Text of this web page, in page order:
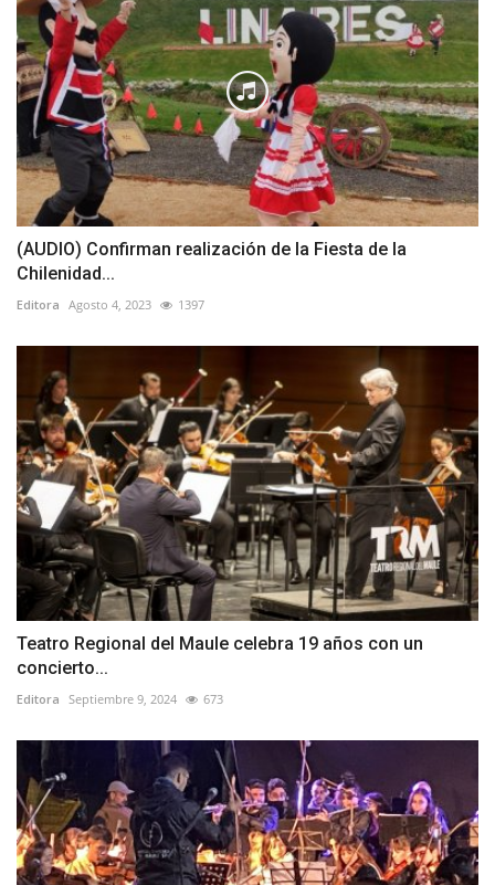
(AUDIO) Confirman realización de la Fiesta de la
Chilenidad...
Editora Agosto 4, 2023 1397
Teatro Regional del Maule celebra 19 años con un
concierto...
Editora Septiembre 9, 2024 673